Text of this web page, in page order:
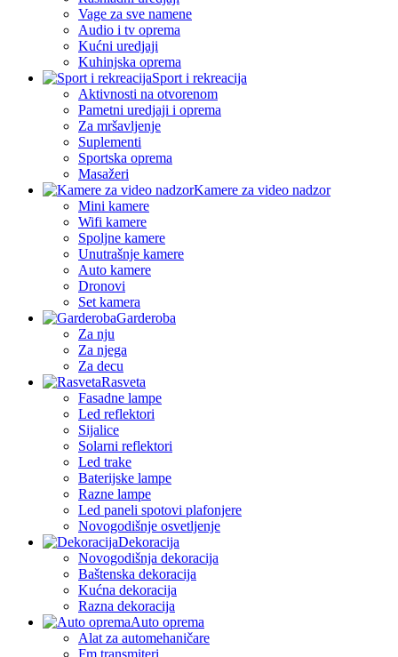
Vage za sve namene
Audio i tv oprema
Kućni uredjaji
Kuhinjska oprema
Sport i rekreacija
Aktivnosti na otvorenom
Pametni uredjaji i oprema
Za mršavljenje
Suplementi
Sportska oprema
Masažeri
Kamere za video nadzor
Mini kamere
Wifi kamere
Spoljne kamere
Unutrašnje kamere
Auto kamere
Dronovi
Set kamera
Garderoba
Za nju
Za njega
Za decu
Rasveta
Fasadne lampe
Led reflektori
Sijalice
Solarni reflektori
Led trake
Baterijske lampe
Razne lampe
Led paneli spotovi plafonjere
Novogodišnje osvetljenje
Dekoracija
Novogodišnja dekoracija
Baštenska dekoracija
Kućna dekoracija
Razna dekoracija
Auto oprema
Alat za automehaničare